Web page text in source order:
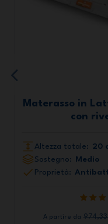
Materasso in
con
Altezza totale: 20
Sostegno:
Medio
Proprietà:
A partire da